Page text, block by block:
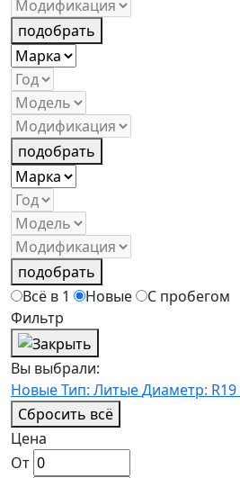
подобрать
подобрать
подобрать
Всё в 1
Новые
С пробегом
Фильтр
Вы выбрали:
НовыеТип: ЛитыеДиаметр: R19
Сбросить всё
Цена
От